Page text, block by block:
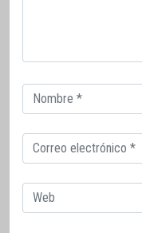
Correo
electrónico
Correo
electrónico
Web